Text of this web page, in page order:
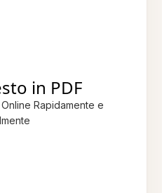
in PDF
Rapidamente e